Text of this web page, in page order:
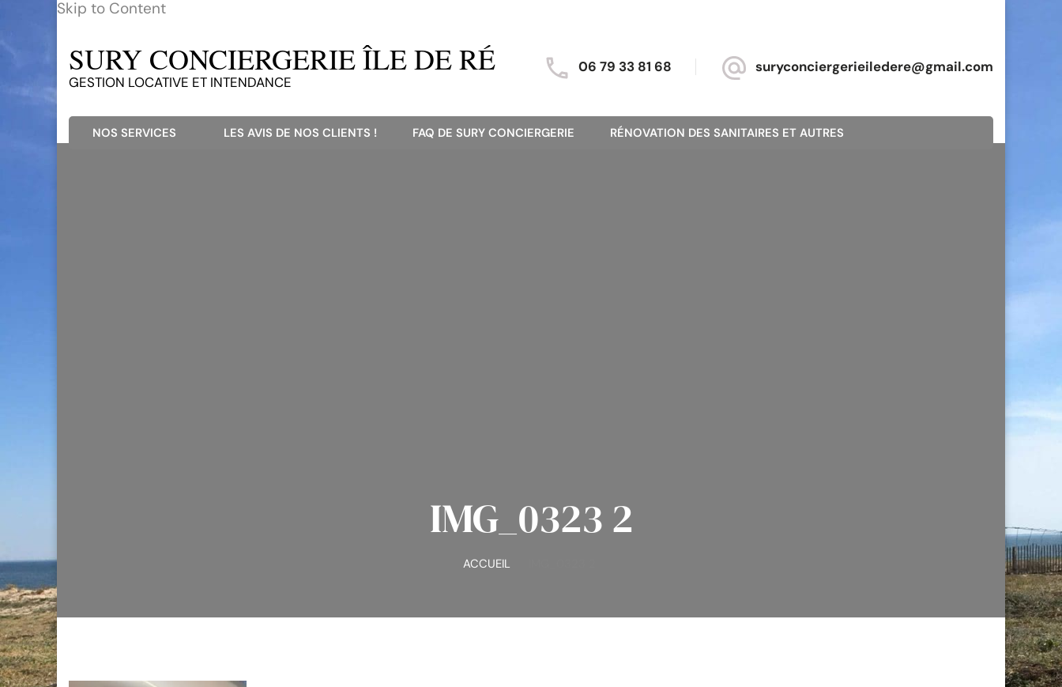
Skip to Content
SURY CONCIERGERIE ÎLE DE RÉ
GESTION LOCATIVE ET INTENDANCE
06 79 33 81 68 suryconciergerieiledere@gmail.com
NOS SERVICES LES AVIS DE NOS CLIENTS ! FAQ DE SURY CONCIERGERIE RÉNOVATION DES SANITAIRES ET AUTRES
IMG_0323 2
ACCUEIL